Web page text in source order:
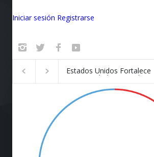
Iniciar sesión Registrarse
Badalona se convierte en el
epicentro de la innovación